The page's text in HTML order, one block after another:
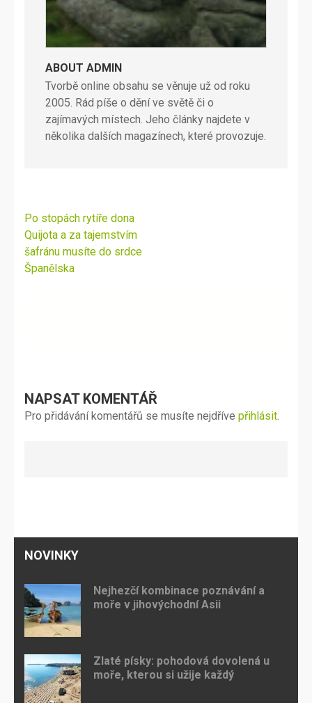
ABOUT ADMIN
Tvorbě online obsahu se věnuje už od roku
2005. Rád píše o dění ve světě či o
zajímavých místech. Jeho články najdete v
několika dalších magazínech, které provozuje.
Navigace
pro
příspěvek
Po stopách rytíře dona
Quijota a za tajemstvím
šafránu musíte do srdce
Španělska
NAPSAT KOMENTÁŘ
Pro přidávání komentářů se musíte nejdříve přihlásit.
NOVINKY
Nejhezčí kombinace poznávání a
moře v jihovýchodní Asii
Zlaté písky: pohodová dovolená u
moře, kterou si užije každý